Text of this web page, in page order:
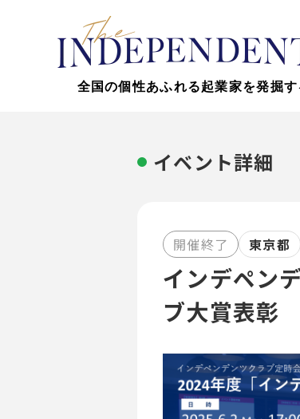
全国の個性あふれる起業家を発掘す
イベント詳細
開催終了 東京都
インデペン
ブ大賞表彰